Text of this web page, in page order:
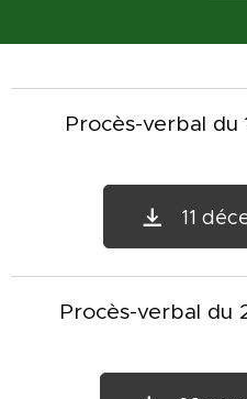
Procès-verbal du
11
Procès-verbal du